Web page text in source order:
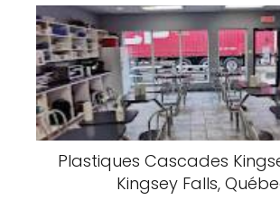
Plastiques Cascades
Kingsey Falls,